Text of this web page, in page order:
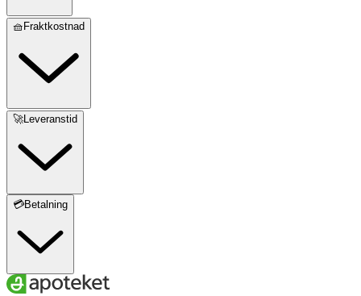
🧺Fraktkostnad
🚀Leveranstid
💳Betalning